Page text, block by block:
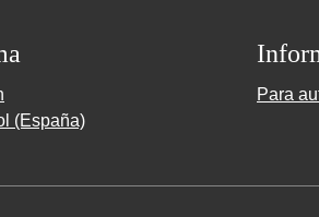
(España)
Para